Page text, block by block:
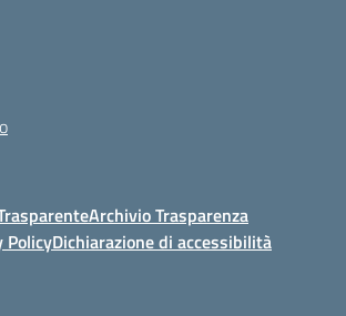
Archivio Trasparenza
PolicyDichiarazione di accessibilità